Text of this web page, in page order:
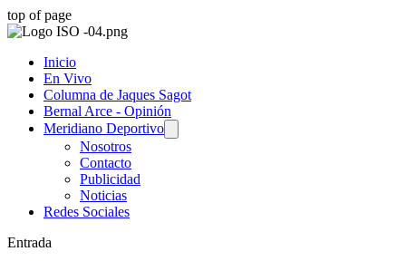
top of page
Inicio
En Vivo
Columna de Jaques Sagot
Bernal Arce - Opinión
Meridiano Deportivo
Nosotros
Contacto
Publicidad
Noticias
Redes Sociales
Entrada